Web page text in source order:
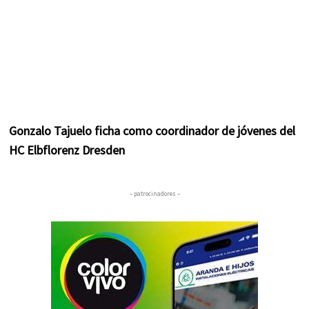
Gonzalo Tajuelo ficha como coordinador de jóvenes del
HC Elbflorenz Dresden
– patrocinadores –